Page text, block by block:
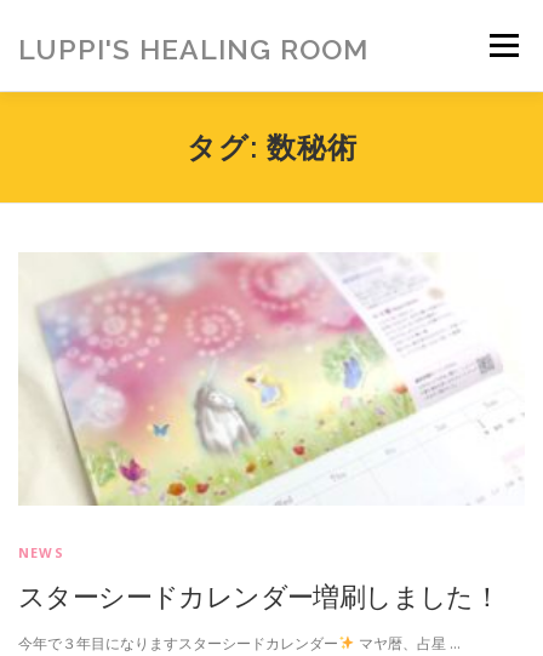
ッ
LUPPI'S HEALING ROOM メニュー
MENU お客様の声
アメブロ お問い合わせ ご寄付のお願い
タグ: 数秘術
NEWS
スターシードカレンダー増刷しました！
今年で３年目になりますスターシードカレンダー マヤ暦、占星 …